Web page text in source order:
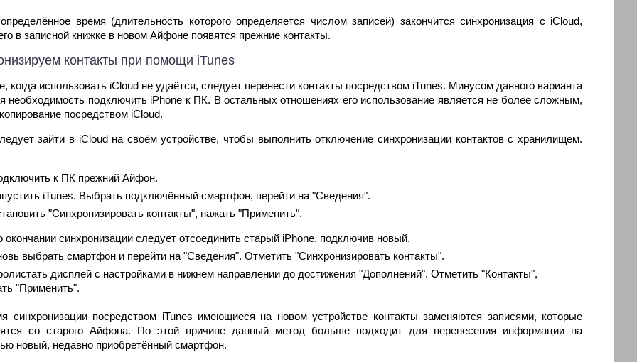
время (длительность которого определяется числом записей) закончится синхронизация с iCloud,
в записной книжке в новом Айфоне появятся прежние контакты.
контакты при помощи iTunes
когда использовать iCloud не удаётся, следует перенести контакты посредством iTunes. Минусом данного варианта
необходимость подключить iPhone к ПК. В остальных отношениях его использование является не более сложным,
посредством iCloud.
зайти в iCloud на своём устройстве, чтобы выполнить отключение синхронизации контактов с хранилищем.
к ПК прежний Айфон.
iTunes. Выбрать подключённый смартфон, перейти на "Сведения".
"Синхронизировать контакты", нажать "Применить".
окончании синхронизации следует отсоединить старый iPhone, подключив новый.
выбрать смартфон и перейти на "Сведения". Отметить "Синхронизировать контакты".
дисплей с настройками в нижнем направлении до достижения "Дополнений". Отметить "Контакты",
"Применить".
синхронизации посредством iTunes имеющиеся на новом устройстве контакты заменяются записями, которые
со старого Айфона. По этой причине данный метод больше подходит для перенесения информации на
новый, недавно приобретённый смартфон.